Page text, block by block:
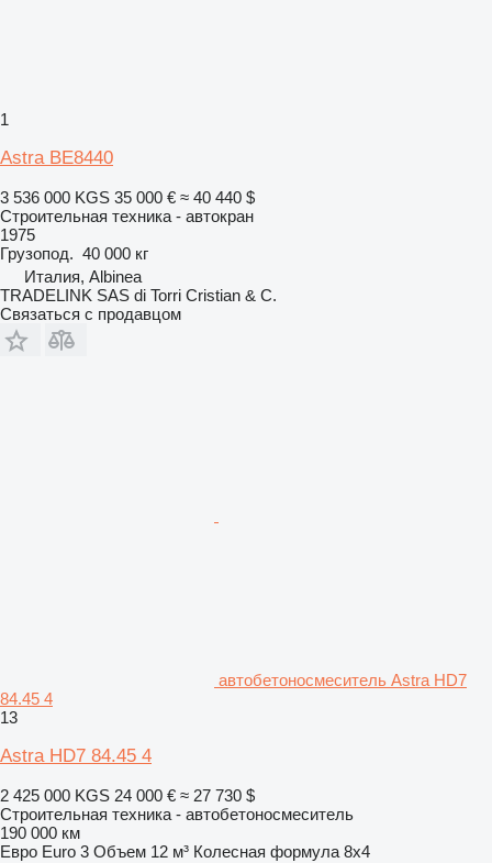
1
Astra BE8440
3 536 000 KGS 35 000 € ≈ 40 440 $
Строительная техника - автокран
1975
Грузопод. 40 000 кг
Италия, Albinea
TRADELINK SAS di Torri Cristian & C.
Связаться с продавцом
автобетоносмеситель Astra HD7
84.45 4
13
Astra HD7 84.45 4
2 425 000 KGS 24 000 € ≈ 27 730 $
Строительная техника - автобетоносмеситель
190 000 км
Евро Euro 3 Объем 12 м³ Колесная формула 8x4